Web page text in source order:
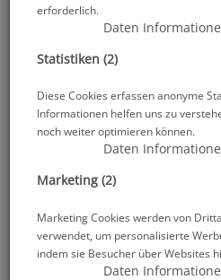
erforderlich.
Daten
Statistiken (2)
Diese Cookies erfassen anonyme
Informationen helfen uns zu
noch weiter optimieren können.
Daten
Marketing (2)
Marketing Cookies werden von
verwendet, um personalisierte
indem sie Besucher über Websites
Daten